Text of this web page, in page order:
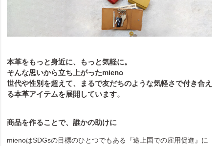
本革をもっと身近に、もっと気軽に。
そんな思いから立ち上がったmieno
世代や性別を超えて、まるで友だちのような気軽さで付き合え
る本革アイテムを展開しています。
商品を作ることで、誰かの助けに
mienoはSDGsの目標のひとつでもある『途上国での雇用促進』に